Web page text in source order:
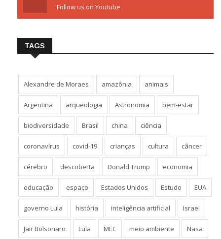
Follow us on Youtube
TAGS
Alexandre de Moraes amazônia animais
Argentina arqueologia Astronomia bem-estar
biodiversidade Brasil china ciência
coronavírus covid-19 crianças cultura câncer
cérebro descoberta Donald Trump economia
educação espaço Estados Unidos Estudo EUA
governo Lula história inteligência artificial Israel
Jair Bolsonaro Lula MEC meio ambiente Nasa